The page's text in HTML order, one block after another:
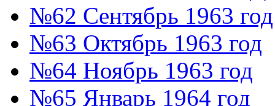
№62 Сентябрь 1963 год
№63 Октябрь 1963 год
№64 Ноябрь 1963 год
№65 Январь 1964 год